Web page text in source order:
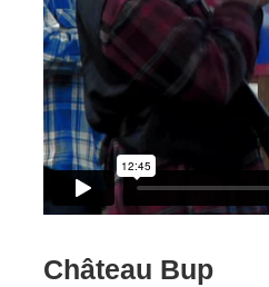
Château Bup